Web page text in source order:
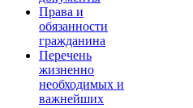
Права и
обязанности
гражданина
Перечень
жизненно
необходимых и
важнейших